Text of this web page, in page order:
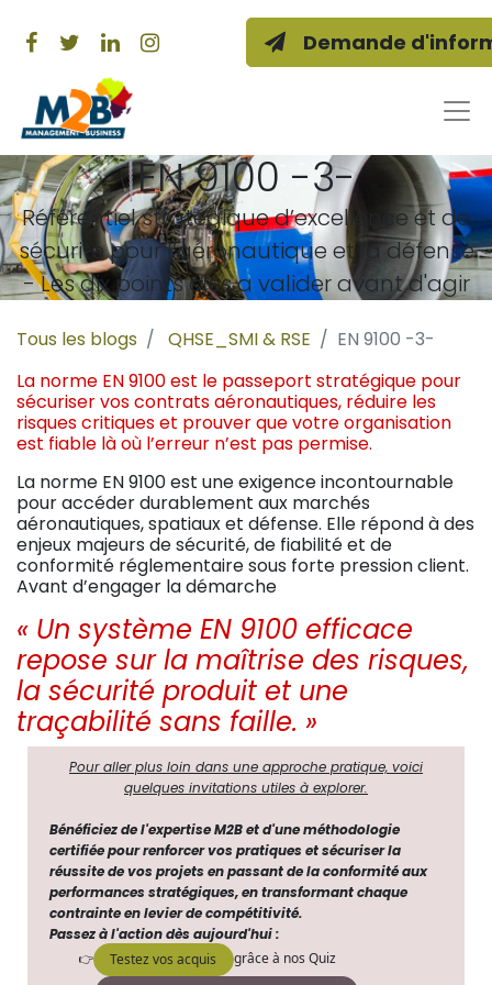
Demande
EN 9100 -3-
Référentiel stratégique d’excellence et de
sécurité pour l’aéronautique et la défense
- Les dix points clés a valider avant d'agir
Tous les blogs QHSE_SMI & RSE
EN 9100 -3-
La norme EN 9100 est le passeport stratégique pour
sécuriser vos contrats aéronautiques, réduire les
risques critiques et prouver que votre organisation
est fiable là où l’erreur n’est pas permise.
La norme EN 9100 est une exigence incontournable
pour accéder durablement aux marchés
aéronautiques, spatiaux et défense. Elle répond à des
enjeux majeurs de sécurité, de fiabilité et de
conformité réglementaire sous forte pression client.
Avant d’engager la démarche
« Un système EN 9100 efficace
repose sur la maîtrise des risques,
la sécurité produit et une
traçabilité sans faille. »
Pour aller plus loin dans une approche pratique, voici
quelques invitations utiles à explorer.
Bénéficiez de l'expertise M2B et d'une méthodologie
certifiée pour renforcer vos pratiques et sécuriser la
réussite de vos projets en passant de la conformité aux
performances stratégiques, en transformantchaque
contrainte en levier de compétitivité.
Passez à l'action dès aujourd'hui :
👉 Testez vos acquis
grâce à nos Quiz